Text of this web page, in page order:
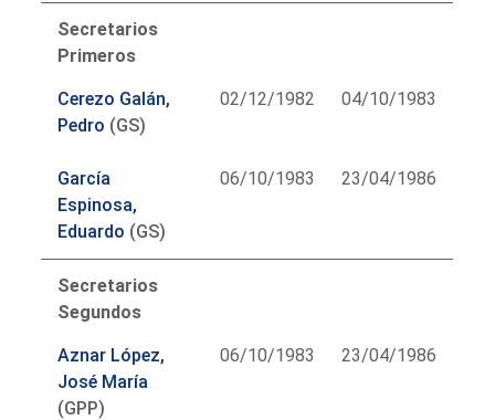
Secretarios
Primeros
Cerezo Galán,
Pedro (GS)
02/12/1982 04/10/1983
García
Espinosa,
Eduardo (GS)
06/10/1983 23/04/1986
Secretarios
Segundos
Aznar López,
José María
(GPP)
06/10/1983 23/04/1986